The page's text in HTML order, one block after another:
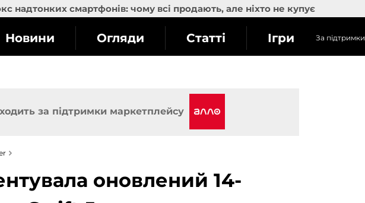
надтонких смартфонів: чому всі продають, але ніхто не купує
Новини Огляди Статті Ігри За підтримки
за підтримки маркетплейсу
оновлений 14-